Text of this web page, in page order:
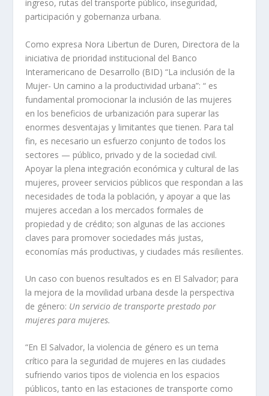
ingreso, rutas del transporte público, inseguridad,
participación y gobernanza urbana.
Como expresa Nora Libertun de Duren, Directora de la
iniciativa de prioridad institucional del Banco
Interamericano de Desarrollo (BID) “La inclusión de la
Mujer- Un camino a la productividad urbana”: “ es
fundamental promocionar la inclusión de las mujeres
en los beneficios de urbanización para superar las
enormes desventajas y limitantes que tienen. Para tal
fin, es necesario un esfuerzo conjunto de todos los
sectores — público, privado y de la sociedad civil.
Apoyar la plena integración económica y cultural de las
mujeres, proveer servicios públicos que respondan a las
necesidades de toda la población, y apoyar a que las
mujeres accedan a los mercados formales de
propiedad y de crédito; son algunas de las acciones
claves para promover sociedades más justas,
economías más productivas, y ciudades más resilientes.
Un caso con buenos resultados es en El Salvador; para
la mejora de la movilidad urbana desde la perspectiva
de género: Un servicio de transporte prestado por
mujeres para mujeres.
“En El Salvador, la violencia de género es un tema
crítico para la seguridad de mujeres en las ciudades
sufriendo varios tipos de violencia en los espacios
públicos, tanto en las estaciones de transporte como